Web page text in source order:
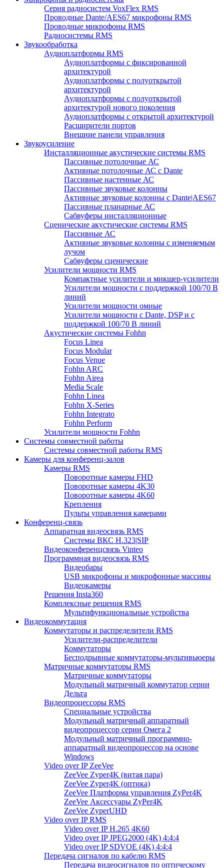
Серия радиосистем VoxFlex RMS
Проводные Dante/AES67 микрофоны RMS
Проводные микрофоны RMS
Радиосистемы RMS
Звукообработка
Аудиоплатформы RMS
Аудиоплатформы с фиксированной
архитектурой
Аудиоплатформы с полуоткрытой
архитектурой
Аудиоплатформы с полуоткрытой
архитектурой нового поколения
Аудиоплатформы с открытой архитектурой
Расширители портов
Внешние панели управления
Звукоусиление
Инсталляционные акустические системы RMS
Пассивные потолочные АС
Активные потолочные АС с Dante
Пассивные настенные АС
Пассивные звуковые колонны
Активные звуковые колонны с Dante|AES67
Пассивные планарные АС
Сабвуферы инсталляционные
Сценические акустические системы RMS
Пассивные АС
Активные звуковые колонны с изменяемым
лучом
Сабвуферы сценические
Усилители мощности RMS
Компактные усилители и микшер-усилители
Усилители мощности с поддержкой 100/70 В
линий
Усилители мощности омные
Усилители мощности с Dante, DSP и с
поддержкой 100/70 В линий
Акустические системы Fohhn
Focus Linea
Focus Modular
Focus Venue
Fohhn ARC
Fohhn Airea
Media Scale
Fohhn Linea
Fohhn X-Series
Fohhn Integrato
Fohhn Perform
Усилители мощности Fohhn
Системы совместной работы
Системы совместной работы RMS
Камеры для конференц-залов
Камеры RMS
Поворотные камеры FHD
Поворотные камеры 4K30
Поворотные камеры 4K60
Крепления
Пульты управления камерами
Конференц-связь
Аппаратная видеосвязь RMS
Системы ВКС H.323|SIP
Видеоконференцсвязь Vinteo
Программная видеосвязь RMS
Видеобары
USB микрофоны и микрофонные массивы
Видеокамеры
Решения Insta360
Комплексные решения RMS
Мультифункциональные устройства
Видеокоммутация
Коммутаторы и распределители RMS
Усилители-распределители
Коммутаторы
Бесподрывные коммутаторы-мультивьюеры
Матричные коммутаторы RMS
Матричные коммутаторы
Модульный матричный коммутатор серии
Дельта
Видеопроцессоры RMS
Специальные устройства
Модульный матричный аппаратный
видеопроцессор серии Омега 2
Модульный матричный программно-
аппаратный видеопроцессор на основе
Windows
Video over IP ZeeVee
ZeeVee Zyper4K (витая пара)
ZeeVee Zyper4K (оптика)
ZeeVee Платформа управления ZyPer4K
ZeeVee Аксессуары ZyPer4K
ZeeVee ZyperUHD
Video over IP RMS
Video over IP H.265 4K60
Video over IP JPEG2000 (4K) 4:4:4
Video over IP SDVOE (4K) 4:4:4
Передача сигналов по кабелю RMS
Передача видеосигналов по оптическому